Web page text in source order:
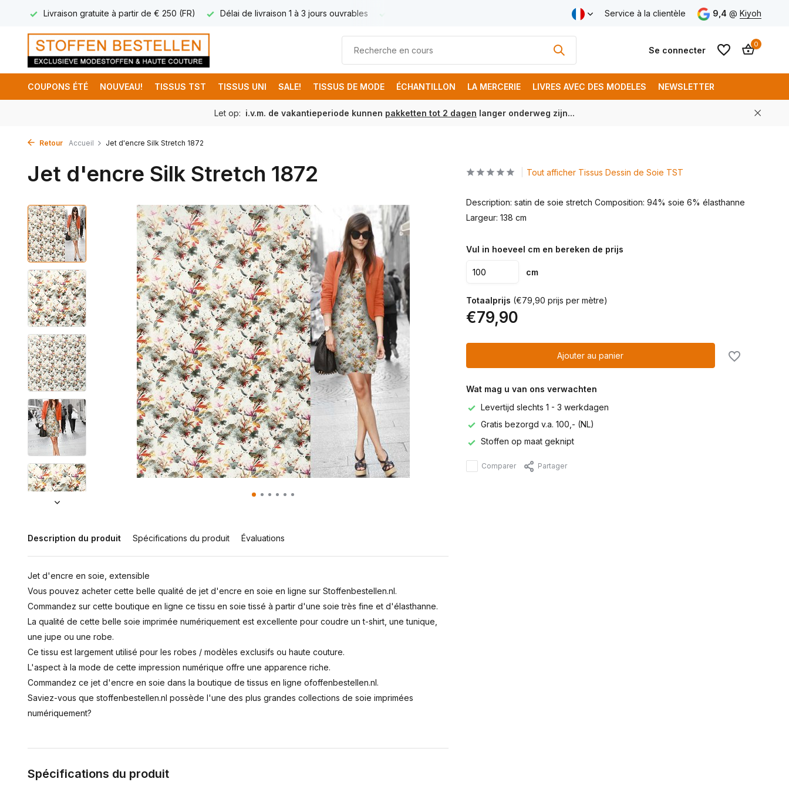
Livraison gratuite à partir de € 250 (FR) Délai de livraison 1 à 3 jours ouvrables Livraison gratuite à partir de € 250 (FR)
Service à la clientèle 9,4 @ Kiyoh
Se connecter
0
COUPONS ÉTÉ NOUVEAU! TISSUS TST TISSUS UNI SALE! TISSUS DE MODE ÉCHANTILLON LA MERCERIE LIVRES AVEC DES MODELES NEWSLETTER
Let op: i.v.m. de vakantieperiode kunnen pakketten tot 2 dagen langer onderweg zijn...
Retour Accueil Jet d'encre Silk Stretch 1872
Jet d'encre Silk Stretch 1872
Description du produit Spécifications du produit Évaluations
Jet d'encre en soie, extensible
Vous pouvez acheter cette belle qualité de jet d'encre en soie en ligne sur Stoffenbestellen.nl.
Commandez sur cette boutique en ligne ce tissu en soie tissé à partir d'une soie très fine et d'élasthanne.
La qualité de cette belle soie imprimée numériquement est excellente pour coudre un t-shirt, une tunique,
une jupe ou une robe.
Ce tissu est largement utilisé pour les robes / modèles exclusifs ou haute couture.
L'aspect à la mode de cette impression numérique offre une apparence riche.
Commandez ce jet d'encre en soie dans la boutique de tissus en ligne ofoffenbestellen.nl.
Saviez-vous que stoffenbestellen.nl possède l'une des plus grandes collections de soie imprimées
numériquement?
Spécifications du produit
Tout afficher Tissus Dessin de Soie TST
Description: satin de soie stretch Composition: 94% soie 6% élasthanne
Largeur: 138 cm
Vul in hoeveel cm en bereken de prijs
cm
Totaalprijs (€79,90 prijs per mètre)
€79,90
Ajouter au panier
Wat mag u van ons verwachten
Levertijd slechts 1 - 3 werkdagen
Gratis bezorgd v.a. 100,- (NL)
Stoffen op maat geknipt
Comparer Partager